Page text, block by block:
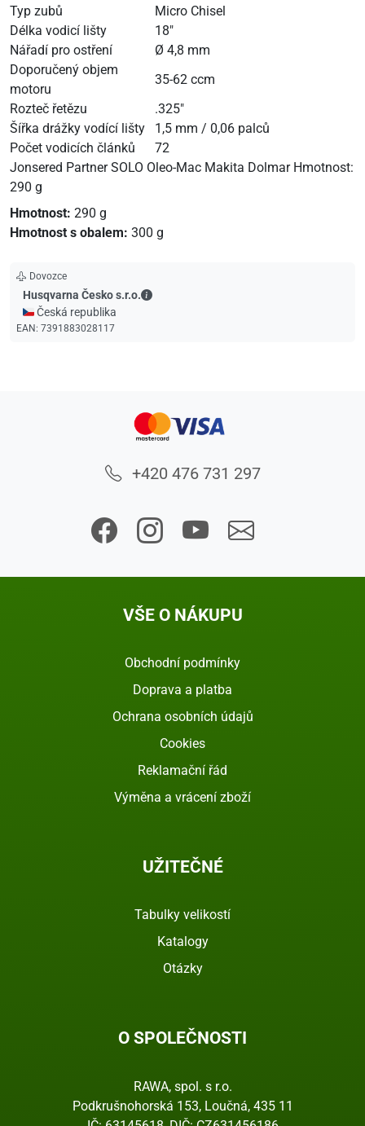
Typ zubů
Micro Chisel
Délka vodicí lišty
18"
Nářadí pro ostření
Ø 4,8 mm
Doporučený objem
motoru
35-62 ccm
Rozteč řetězu
.325"
Šířka drážky vodící lišty
1,5 mm / 0,06 palců
Počet vodicích článků
72
Jonsered Partner SOLO Oleo-Mac Makita Dolmar Hmotnost:
290 g
Hmotnost: 290 g
Hmotnost s obalem: 300 g
Dovozce
Husqvarna Česko s.r.o.
Husqvarna Česko s.r.o. - Kontaktní údaje
🇨🇿 Česká republika
EAN: 7391883028117
+420 476 731 297
VŠE O NÁKUPU
Obchodní podmínky
Doprava a platba
Ochrana osobních údajů
Cookies
Reklamační řád
Výměna a vrácení zboží
UŽITEČNÉ
Tabulky velikostí
Katalogy
Otázky
O SPOLEČNOSTI
RAWA, spol. s r.o.
Podkrušnohorská 153, Loučná, 435 11